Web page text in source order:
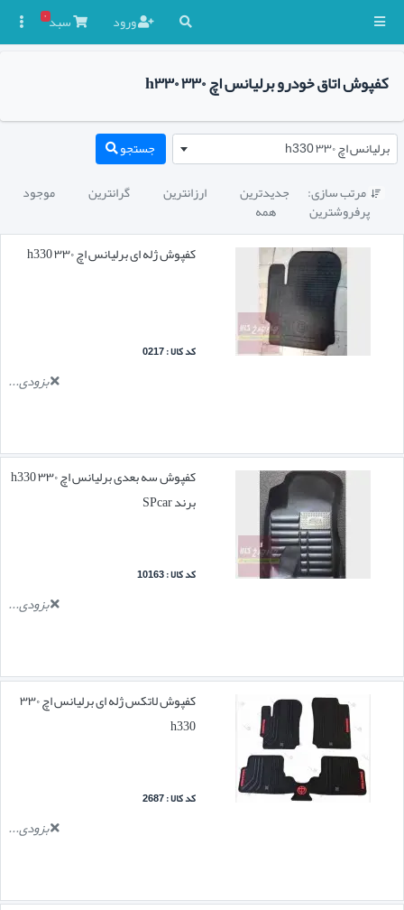
ورود سبد۰
کفپوش اتاق خودرو برلیانس اچ ۳۳۰ h۳۳۰
برلیانس اچ ۳۳۰ h330 جستجو
 مرتب سازی: جدیدترین ارزانترین گرانترین موجود
پرفروشترین
همه
کفپوش ژله ای برلیانس اچ ۳۳۰ h330
کد کالا : 0217
بزودی...
کفپوش سه بعدی برلیانس اچ ۳۳۰ h330
برند SPcar
کد کالا : 10163
بزودی...
کفپوش لاتکس ژله ای برلیانس اچ ۳۳۰
h330
کد کالا : 2687
بزودی...